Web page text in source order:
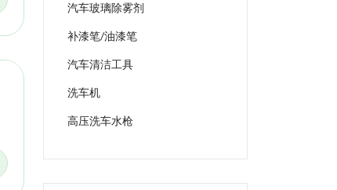
汽车玻璃除雾剂
补漆笔/油漆笔
汽车清洁工具
洗车机
高压洗车水枪